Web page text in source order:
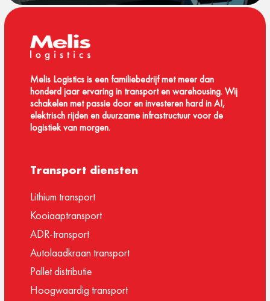
Melis Logistics is een familiebedrijf met meer dan
honderd jaar ervaring in transport en warehousing. Wij
schakelen met passie door en investeren hard in AI,
elektrisch rijden en duurzame infrastructuur voor de
logistiek van morgen.
Transport diensten
Lithium transport
Kooiaaptransport
ADR-transport
Autolaadkraan transport
Pallet distributie
Hoogwaardig transport